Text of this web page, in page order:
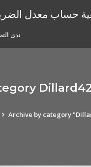
حساب معدل
ندى
Archive by category